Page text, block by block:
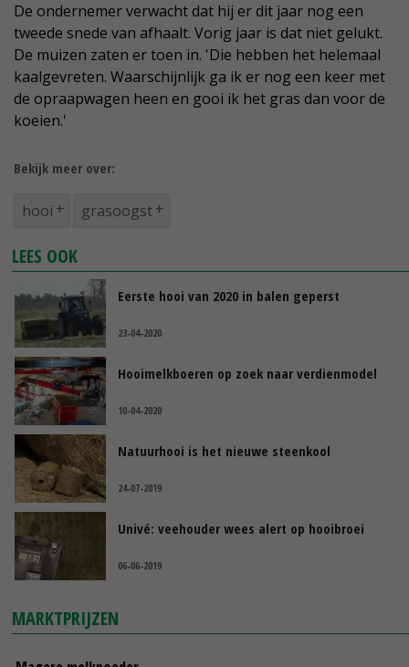
De ondernemer verwacht dat hij er dit jaar nog een
tweede snede van afhaalt. Vorig jaar is dat niet gelukt.
De muizen zaten er toen in. 'Die hebben het helemaal
kaalgevreten. Waarschijnlijk ga ik er nog een keer met
de opraapwagen heen en gooi ik het gras dan voor de
koeien.'
Bekijk meer over:
hooi grasoogst
LEES OOK
Eerste hooi van 2020 in balen geperst
23-04-2020
Hooimelkboeren op zoek naar verdienmodel
10-04-2020
Natuurhooi is het nieuwe steenkool
24-07-2019
Univé: veehouder wees alert op hooibroei
06-06-2019
MARKTPRIJZEN